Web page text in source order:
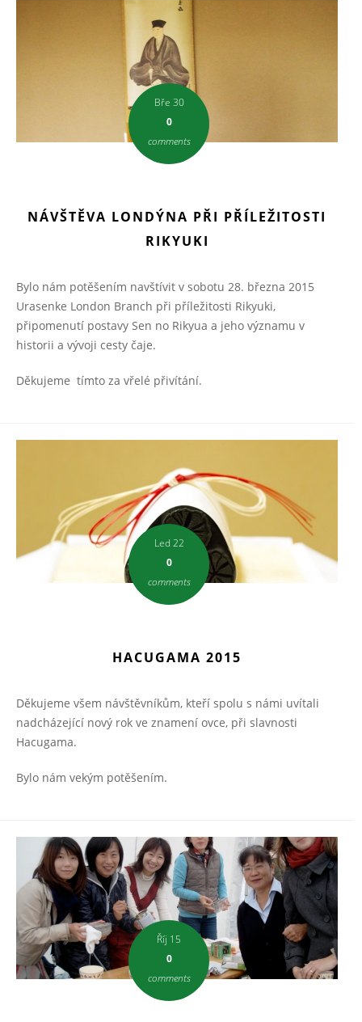
Bře 30
0
comments
NÁVŠTĚVA LONDÝNA PŘI PŘÍLEŽITOSTI
RIKYUKI
Bylo nám potěšením navštívit v sobotu 28. března 2015
Urasenke London Branch při příležitosti Rikyuki,
připomenutí postavy Sen no Rikyua a jeho významu v
historii a vývoji cesty čaje.
Děkujeme tímto za vřelé přivítání.
Led 22
0
comments
HACUGAMA 2015
Děkujeme všem návštěvníkům, kteří spolu s námi uvítali
nadcházející nový rok ve znamení ovce, při slavnosti
Hacugama.
Bylo nám vekým potěšením.
Říj 15
0
comments